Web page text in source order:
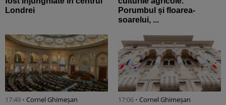
Londrei
Porumbul și floarea-
soarelui, ...
17:49 • Cornel Ghimeșan 17:06 • Cornel Ghimeșan